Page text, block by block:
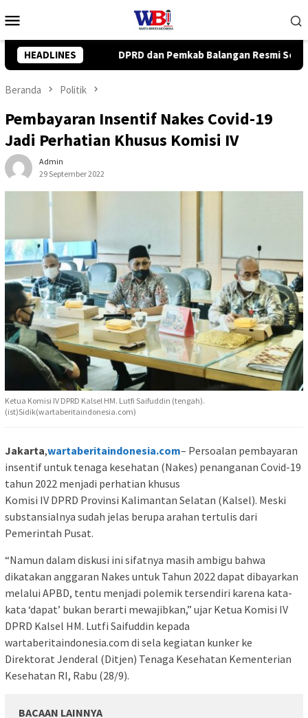
ke
Mobile
HEADLINES
Balangan Resmi Setujui Raperda Perubahan APBD 2026
Beranda Politik
Pembayaran Insentif Nakes Covid-19
Jadi Perhatian Khusus Komisi IV
Admin
29 September 2022
Ketua Komisi IV DPRD Kalsel HM. Lutfi Saifuddin (tengah).
(ist)Sidik(wartaberitaindonesia.com)
Jakarta,wartaberitaindonesia.com– Persoalan pembayaran
insentif untuk tenaga kesehatan (Nakes) penanganan Covid-19
tahun 2022 menjadi perhatian khusus
Komisi IV DPRD Provinsi Kalimantan Selatan (Kalsel). Meski
substansialnya sudah jelas berupa arahan tertulis dari
Pemerintah Pusat.
“Namun dalam diskusi ini sifatnya masih ambigu bahwa
dikatakan anggaran Nakes untuk Tahun 2022 dapat dibayarkan
melalui APBD, tentu menjadi polemik tersendiri karena kata-
kata ‘dapat’ bukan berarti mewajibkan,” ujar Ketua Komisi IV
DPRD Kalsel HM. Lutfi Saifuddin kepada
wartaberitaindonesia.com di sela kegiatan kunker ke
Direktorat Jenderal (Ditjen) Tenaga Kesehatan Kementerian
Kesehatan RI, Rabu (28/9).
BACAAN LAINNYA